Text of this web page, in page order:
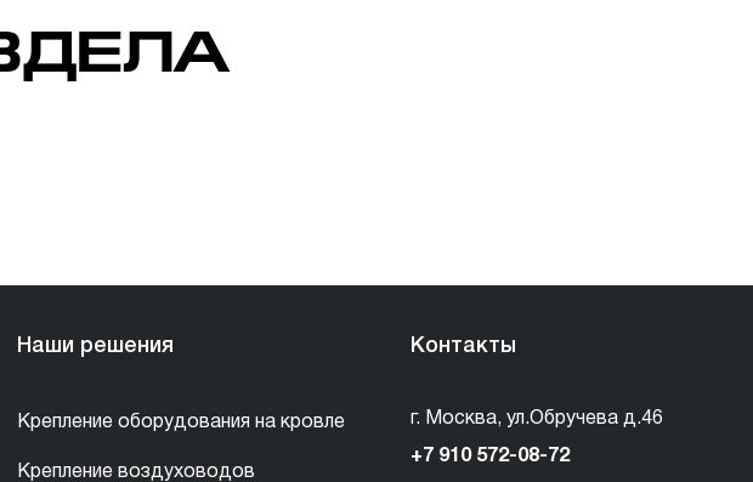
Контакты
+7 910 572-08-72
г. Москва, ул.Обручева д.46
Наши решения
Крепление оборудования на кровле
Крепление воздуховодов